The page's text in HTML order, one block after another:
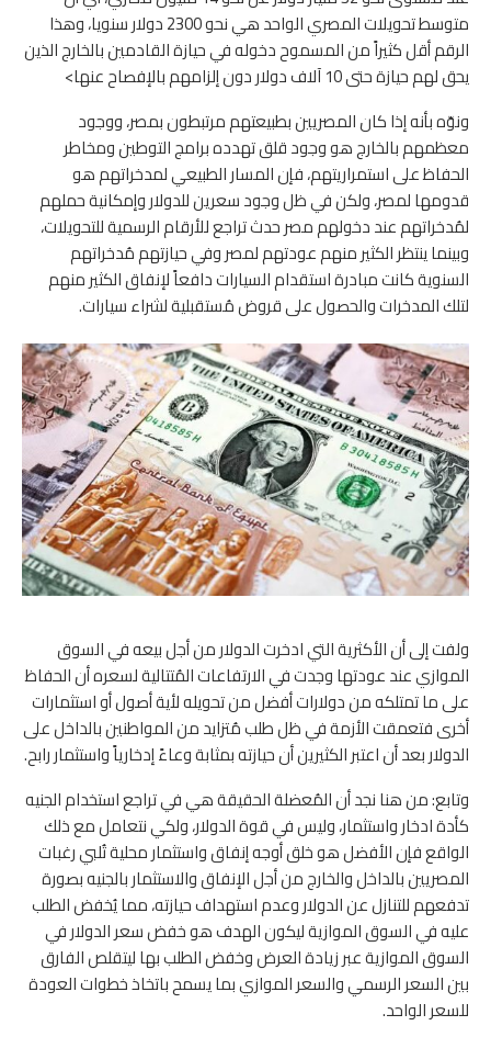
متوسط تحويلات المصري الواحد هي نحو 2300 دولار سنويا، وهذا
الرقم أقل كثيراً من المسموح دخوله في حيازة القادمين بالخارج الذين
يحق لهم حيازة حتى 10 آلاف دولار دون إلزامهم بالإفصاح عنها>
ونوّه بأنه إذا كان المصريين بطبيعتهم مرتبطون بمصر، ووجود
معظمهم بالخارج هو وجود قلق تهدده برامج التوطين ومخاطر
الحفاظ على استمراريتهم، فإن المسار الطبيعي لمدخراتهم هو
قدومها لمصر، ولكن في ظل وجود سعرين للدولار وإمكانية حملهم
لمُدخراتهم عند دخولهم مصر حدث تراجع للأرقام الرسمية للتحويلات،
وبينما ينتظر الكثير منهم عودتهم لمصر وفي حيازتهم مُدخراتهم
السنوية كانت مبادرة استقدام السيارات دافعاً لإنفاق الكثير منهم
لتلك المدخرات والحصول على قروض مُستقبلية لشراء سيارات.
ولفت إلى أن الأكثرية التي ادخرت الدولار من أجل بيعه في السوق
الموازي عند عودتها وجدت في الارتفاعات المُتتالية لسعره أن الحفاظ
على ما تمتلكه من دولارات أفضل من تحويله لأية أصول أو استثمارات
أخرى فتعمقت الأزمة في ظل طلب مُتزايد من المواطنين بالداخل على
الدولار بعد أن اعتبر الكثيرين أن حيازته بمثابة وعاءً إدخارياً واستثمار رابح.
وتابع: من هنا نجد أن المُعضلة الحقيقة هي في تراجع استخدام الجنيه
كأدة ادخار واستثمار، وليس في قوة الدولار، ولكي نتعامل مع ذلك
الواقع فإن الأفضل هو خلق أوجه إنفاق واستثمار محلية تُلبي رغبات
المصريين بالداخل والخارج من أجل الإنفاق والاستثمار بالجنيه بصورة
تدفعهم للتنازل عن الدولار وعدم استهداف حيازته، مما يُخفض الطلب
عليه في السوق الموازية ليكون الهدف هو خفض سعر الدولار في
السوق الموازية عبر زيادة العرض وخفض الطلب بها ليتقلص الفارق
بين السعر الرسمي والسعر الموازي بما يسمح باتخاذ خطوات العودة
للسعر الواحد.